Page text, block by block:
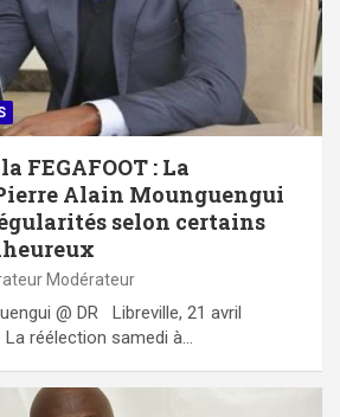
FEGAFOOT : La
Alain Mounguengui
selon certains
Modérateur
@ DR Libreville, 21 avril
réélection samedi à…